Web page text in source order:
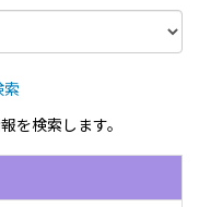
を検索します。